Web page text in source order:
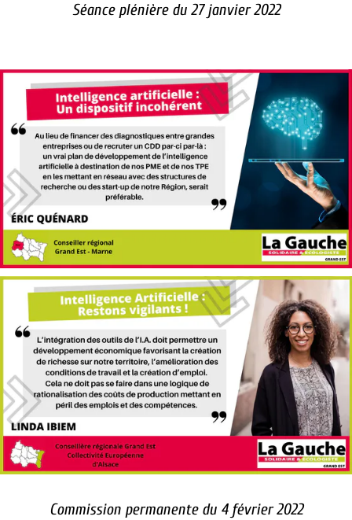
Séance plénière du 27 janvier 2022
Commission permanente du 4 février 2022